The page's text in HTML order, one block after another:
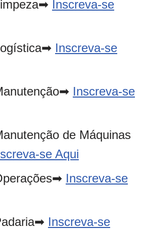
Inscreva-se
Inscreva-se
Inscreva-se
de Máquinas
se Aqui
Inscreva-se
Inscreva-se